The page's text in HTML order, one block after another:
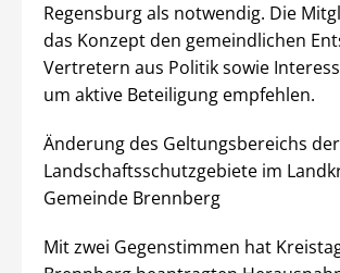
Regensburg als notwendig. Die
das Konzept den gemeindlichen
Vertretern aus Politik sowie
um aktive Beteiligung empfehlen.
Änderung des Geltungsbereichs
Landschaftsschutzgebiete im
Gemeinde Brennberg
Mit zwei Gegenstimmen hat